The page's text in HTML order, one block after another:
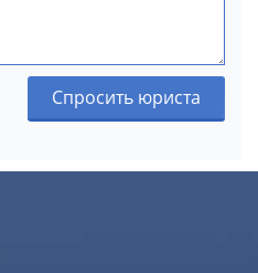
Спросить юриста